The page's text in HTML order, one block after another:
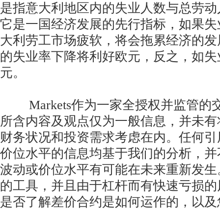
是指意大利地区内的失业人数与总劳
它是一国经济发展的先行指标，如果
大利劳工市场疲软，将会拖累经济的
的失业率下降将利好欧元，反之，如
元。
Markets作为一家全授权并监管的
所含内容及观点仅为一般信息，并未
财务状况和投资需求考虑在内。任何
价位水平的信息均基于我们的分析，
波动或价位水平有可能在未来重新发
的工具，并且由于杠杆而有快速亏损
是否了解差价合约是如何运作的，以